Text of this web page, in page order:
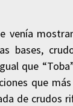
venía
bases,
que
que
de crudos